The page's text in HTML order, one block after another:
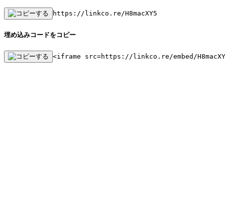
https://linkco.re/H8macXY5
埋め込みコードをコピー
<iframe src=https://linkco.re/embed/